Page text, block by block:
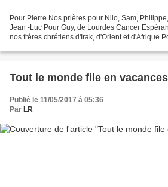
Pour Pierre Nos prières pour Nilo, Sam,
Jean -Luc Pour Guy, de Lourdes Cancer
nos frères chrétiens d'Irak, d'Orient et d'Afrique
Tout le monde file en
Publié le 11/05/2017 à 05:36
Par LR